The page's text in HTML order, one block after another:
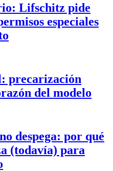
Lifschitz pide
especiales
precarización
del modelo
despega: por qué
(todavía) para